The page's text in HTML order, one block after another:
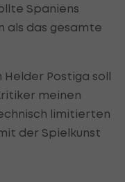
Spaniens
als das gesamte
Postiga soll
meinen
limitierten
der Spielkunst